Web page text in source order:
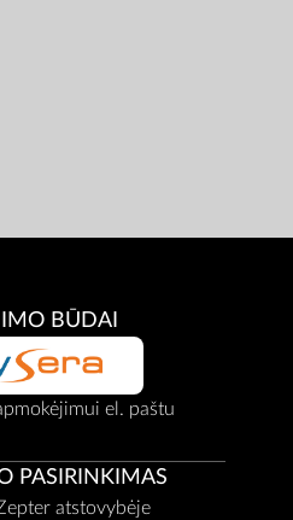
BŪDAI
el. paštu
PASIRINKIMAS
atstovybėje